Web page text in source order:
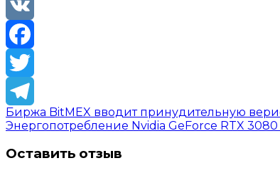
VK
Facebook
Twitter
Telegram
Биржа BitMEX вводит принудительную
Энергопотребление Nvidia GeForce RTX 3080
Оставить отзыв